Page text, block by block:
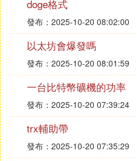
doge格式
發布：2025-10-20 08:02:00
以太坊會爆發嗎
發布：2025-10-20 08:01:59
一台比特幣礦機的功率
發布：2025-10-20 07:39:24
trx輔助帶
發布：2025-10-20 07:35:29